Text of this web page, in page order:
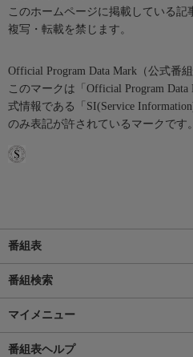
このホームページに掲載している
複写・転載を禁じます。
Official Program Data Mark（公式番
このマークは「Official Program
式情報である「SI(Service
のみ表記が許されているマークです。
番組表
番組検索
マイメニュー
番組表ヘルプ